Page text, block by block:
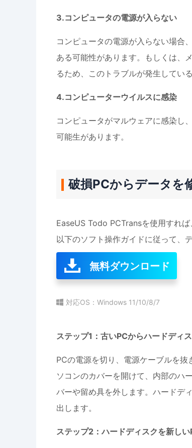
3.コンピュータの電源が入らない
コンピュータの電源が入らない場合
ある可能性があります。もしくは、
るため、このトラブルが発生してい
4.コンピューターウイルスに感染
コンピュータがマルウェアに感染し
可能生があります。
破損PCからデータを
EaseUS Todo PCTransを使用すれ
以下のソフト操作ガイドに従って、
無料ダウンロード
対応OS：Windows 11/10/8/7
ステップ1：古いPCからハードディ
PCの電源を切り、電源ケーブルを
ソコンのカバーを開けて、内部のハ
バーや留め具を外します。ハードデ
出します。
ステップ2：ハードディスクを新し